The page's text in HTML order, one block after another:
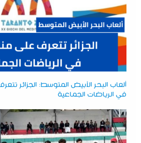
ألعاب البحر الأبيض المتوسط: الجزائر
في الرياضات الجماعية